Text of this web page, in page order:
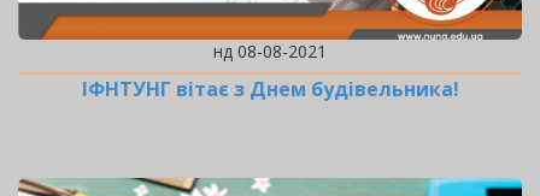
нд 08-08-2021
ІФНТУНГ вітає з Днем будівельника!